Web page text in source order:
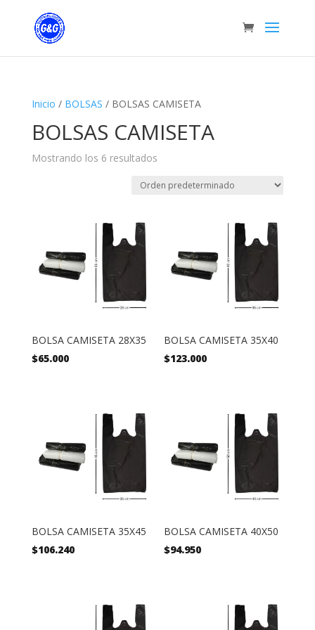
Inicio / BOLSAS / BOLSAS CAMISETA
BOLSAS CAMISETA
Mostrando los 6 resultados
BOLSA CAMISETA 28X35
$65.000
BOLSA CAMISETA 35X40
$123.000
BOLSA CAMISETA 35X45
$106.240
BOLSA CAMISETA 40X50
$94.950